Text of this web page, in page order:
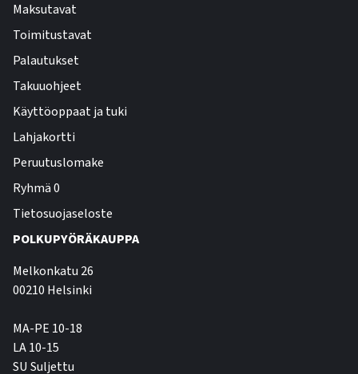
Maksutavat
Toimitustavat
Palautukset
Takuuohjeet
Käyttöoppaat ja tuki
Lahjakortti
Peruutuslomake
Ryhmä 0
Tietosuojaseloste
POLKUPYÖRÄKAUPPA
Melkonkatu 26
00210 Helsinki
MA-PE 10-18
LA 10-15
SU Suljettu